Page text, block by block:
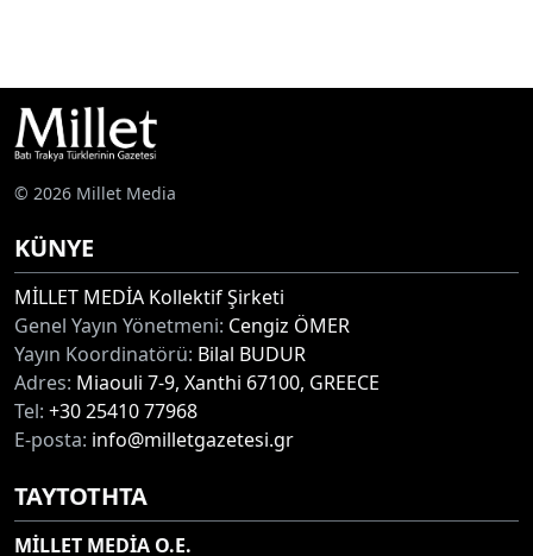
© 2026 Millet Media
KÜNYE
MİLLET MEDİA Kollektif Şirketi
Genel Yayın Yönetmeni: Cengiz ÖMER
Yayın Koordinatörü: Bilal BUDUR
Adres: Miaouli 7-9, Xanthi 67100, GREECE
Tel: +30 25410 77968
E-posta: info@milletgazetesi.gr
ΤΑΥΤΟΤΗΤΑ
MİLLET MEDİA O.E.